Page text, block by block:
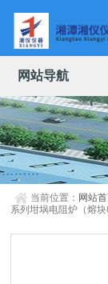
网站导航
当前位置： 网站
系列坩埚电阻炉（熔